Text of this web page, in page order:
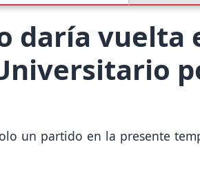
daría vuelta
un partido en la presente